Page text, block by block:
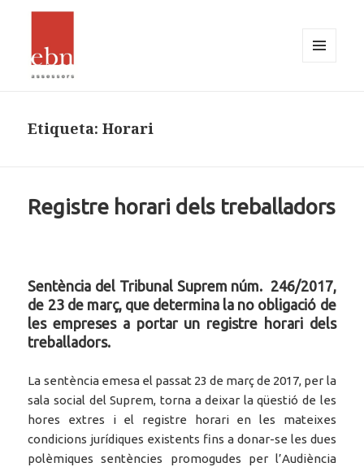
Etiqueta:Horari
Registre horari dels treballadors
Sentència del Tribunal Suprem núm. 246/2017,
de 23 de març, que determina la no obligació de
les empreses a portar un registre horari dels
treballadors.
La sentència emesa el passat 23 de març de 2017, per la
sala social del Suprem, torna a deixar la qüestió de les
hores extres i el registre horari en les mateixes
condicions jurídiques existents fins a donar-se les dues
polèmiques sentències promogudes per l’Audiència